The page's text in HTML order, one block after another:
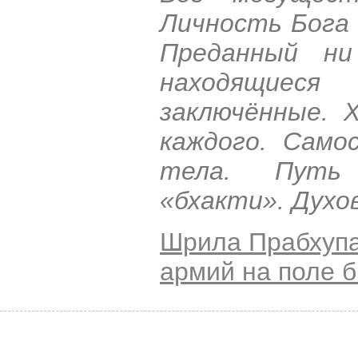
Личность
Преданный
заключённые.
каждого.
тела. Путь
«бхакти».
Шрила
армий на поле